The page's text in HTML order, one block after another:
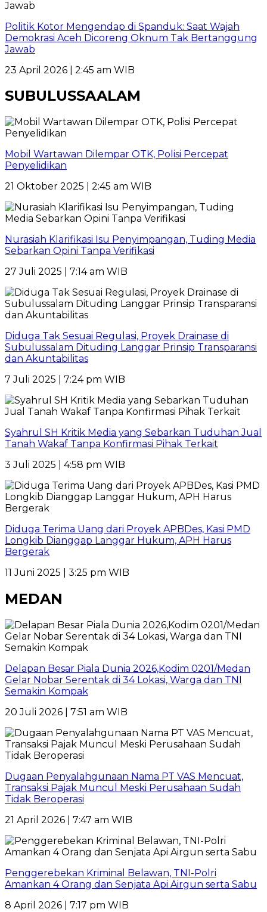
Politik Kotor Mengendap di Spanduk: Saat Wajah
Demokrasi Aceh Dicoreng Oknum Tak Bertanggung
Jawab
23 April 2026 | 2:45 am WIB
SUBULUSSAALAM
Mobil Wartawan Dilempar OTK, Polisi Percepat
Penyelidikan
21 Oktober 2025 | 2:45 am WIB
Nurasiah Klarifikasi Isu Penyimpangan, Tuding Media
Sebarkan Opini Tanpa Verifikasi
27 Juli 2025 | 7:14 am WIB
Diduga Tak Sesuai Regulasi, Proyek Drainase di
Subulussalam Dituding Langgar Prinsip Transparansi
dan Akuntabilitas
7 Juli 2025 | 7:24 pm WIB
Syahrul SH Kritik Media yang Sebarkan Tuduhan Jual
Tanah Wakaf Tanpa Konfirmasi Pihak Terkait
3 Juli 2025 | 4:58 pm WIB
Diduga Terima Uang dari Proyek APBDes, Kasi PMD
Longkib Dianggap Langgar Hukum, APH Harus
Bergerak
11 Juni 2025 | 3:25 pm WIB
MEDAN
Delapan Besar Piala Dunia 2026,Kodim 0201/Medan
Gelar Nobar Serentak di 34 Lokasi, Warga dan TNI
Semakin Kompak
20 Juli 2026 | 7:51 am WIB
Dugaan Penyalahgunaan Nama PT VAS Mencuat,
Transaksi Pajak Muncul Meski Perusahaan Sudah
Tidak Beroperasi
21 April 2026 | 7:47 am WIB
Penggerebekan Kriminal Belawan, TNI-Polri
Amankan 4 Orang dan Senjata Api Airgun serta Sabu
8 April 2026 | 7:17 pm WIB